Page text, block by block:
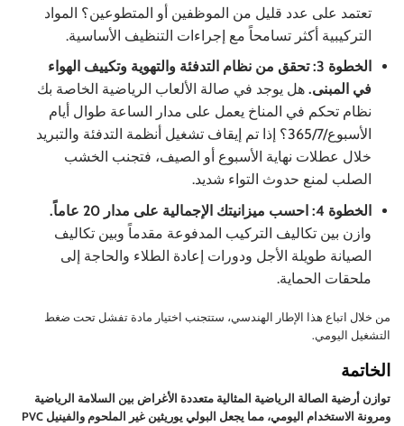
تعتمد على عدد قليل من الموظفين أو المتطوعين؟ المواد
التركيبية أكثر تسامحاً مع إجراءات التنظيف الأساسية.
الخطوة 3: تحقق من نظام التدفئة والتهوية وتكييف الهواء
في المبنى. هل يوجد في صالة الألعاب الرياضية الخاصة بك
نظام تحكم في المناخ يعمل على مدار الساعة طوال أيام
الأسبوع/365/7؟ إذا تم إيقاف تشغيل أنظمة التدفئة والتبريد
خلال عطلات نهاية الأسبوع أو الصيف، فتجنب الخشب
الصلب لمنع حدوث التواء شديد.
الخطوة 4: احسب ميزانيتك الإجمالية على مدار 20 عاماً.
وازن بين تكاليف التركيب المدفوعة مقدماً وبين تكاليف
الصيانة طويلة الأجل ودورات إعادة الطلاء والحاجة إلى
ملحقات الحماية.
من خلال اتباع هذا الإطار الهندسي، ستتجنب اختيار مادة تفشل تحت ضغط
التشغيل اليومي.
الخاتمة
توازن أرضية الصالة الرياضية المثالية متعددة الأغراض بين السلامة الرياضية
ومرونة الاستخدام اليومي، مما يجعل البولي يوريثين غير الملحوم والفينيل PVC